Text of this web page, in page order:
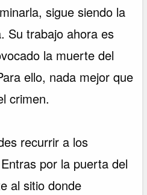
sigue siendo la
Su trabajo ahora es
la muerte del
ello, nada mejor que
crimen.
recurrir a los
por la puerta del
al sitio donde